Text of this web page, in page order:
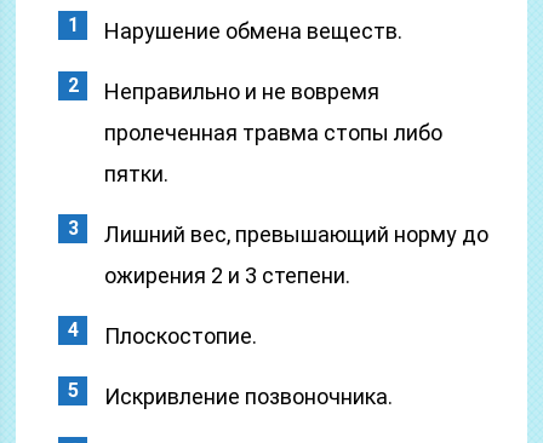
Нарушение обмена веществ.
Неправильно и не вовремя
пролеченная травма стопы либо
пятки.
Лишний вес, превышающий норму до
ожирения 2 и 3 степени.
Плоскостопие.
Искривление позвоночника.